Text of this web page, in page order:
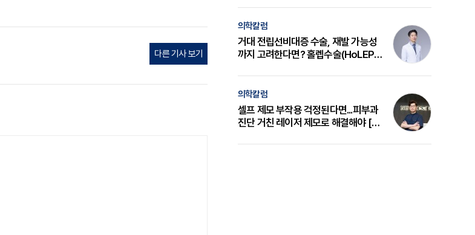
다른 기사 보기
의학칼럼
거대 전립선비대증 수술, 재발 가능성
까지 고려한다면? 홀렙수술(HoLEP)
의학칼럼
셀프 제모 부작용 걱정된다면...피부과
진단 거친 레이저 제모로 해결해야 [변